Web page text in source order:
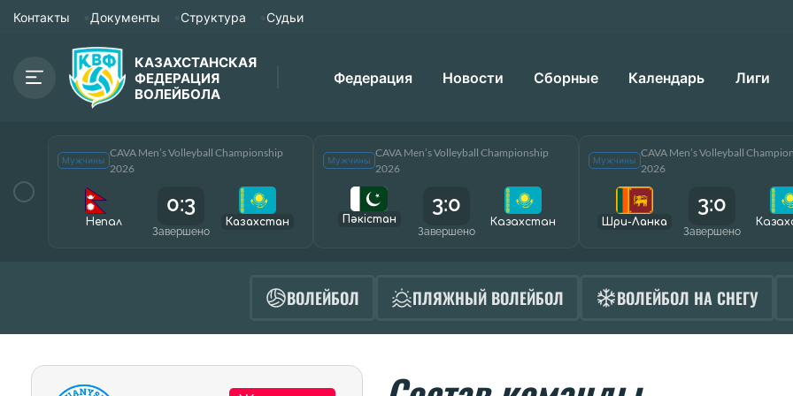
Контакты Документы Структура Судьи
КАЗАХСТАНСКАЯ
ФЕДЕРАЦИЯ
ВОЛЕЙБОЛА
Федерация Новости Сборные Календарь Лиги
Мужчины
CAVA Men’s Volleyball Championship
2026
Непал
0:3
Завершено
Казахстан
Мужчины
CAVA Men’s Volleyball Championship
2026
Пәкістан
3:0
Завершено
Казахстан
Мужчины
CAVA Men’s Volleyball
2026
Шри-Ланка
3:0
Завершено
ВОЛЕЙБОЛ ПЛЯЖНЫЙ ВОЛЕЙБОЛ ВОЛЕЙБОЛ НА СНЕГУ